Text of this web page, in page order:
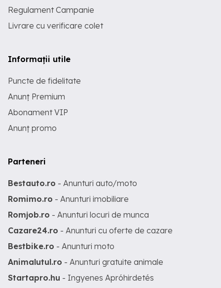
Regulament Campanie
Livrare cu verificare colet
Informații utile
Puncte de fidelitate
Anunț Premium
Abonament VIP
Anunț promo
Parteneri
Bestauto.ro - Anunturi auto/moto
Romimo.ro - Anunturi imobiliare
Romjob.ro - Anunturi locuri de munca
Cazare24.ro - Anunturi cu oferte de cazare
Bestbike.ro - Anunturi moto
Animalutul.ro - Anunturi gratuite animale
Startapro.hu - Ingyenes Apróhirdetés